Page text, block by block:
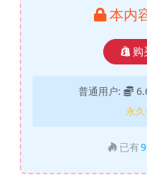
本内
购
普通用户:
永
已有